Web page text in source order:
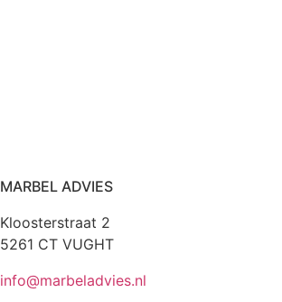
MARBEL ADVIES
Kloosterstraat 2
5261 CT VUGHT
info@marbeladvies.nl